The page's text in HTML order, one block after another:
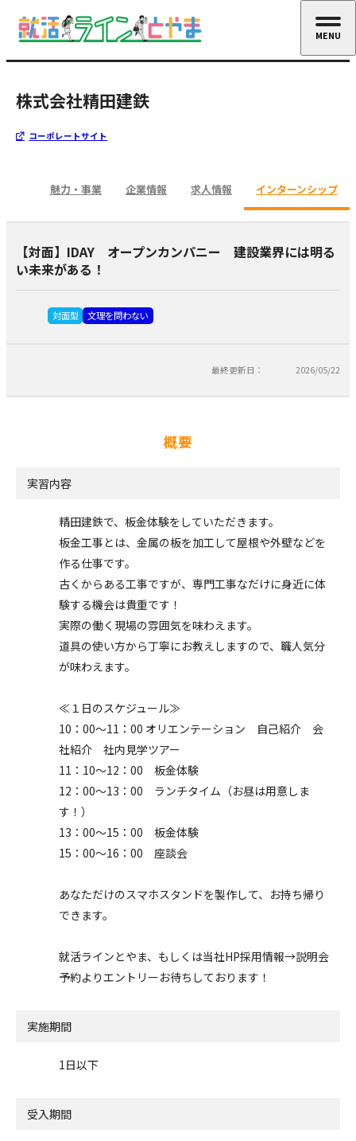
株式会社精田建鉄
コーポレートサイト
魅力・事業 企業情報 求人情報 インターンシップ
【対面】IDAY オープンカンパニー 建設業界には明る
い未来がある！
対面型 文理を問わない
最終更新日： 2026/05/22
概要
実習内容
精田建鉄で、板金体験をしていただきます。
板金工事とは、金属の板を加工して屋根や外壁などを
作る仕事です。
古くからある工事ですが、専門工事なだけに身近に体
験する機会は貴重です！
実際の働く現場の雰囲気を味わえます。
道具の使い方から丁寧にお教えしますので、職人気分
が味わえます。
≪１日のスケジュール≫
10：00～11：00 オリエンテーション 自己紹介 会
社紹介 社内見学ツアー
11：10～12：00 板金体験
12：00～13：00 ランチタイム（お昼は用意しま
す！）
13：00～15：00 板金体験
15：00～16：00 座談会
あなただけのスマホスタンドを製作して、お持ち帰り
できます。
就活ラインとやま、もしくは当社HP採用情報→説明会
予約よりエントリーお待ちしております！
実施期間
1日以下
受入期間
MENU